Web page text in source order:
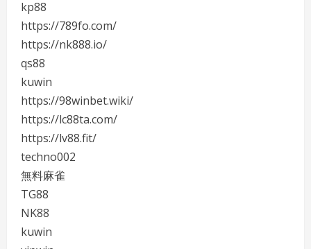
kp88
https://789fo.com/
https://nk888.io/
qs88
kuwin
https://98winbet.wiki/
https://lc88ta.com/
https://lv88.fit/
techno002
無料麻雀
TG88
NK88
kuwin